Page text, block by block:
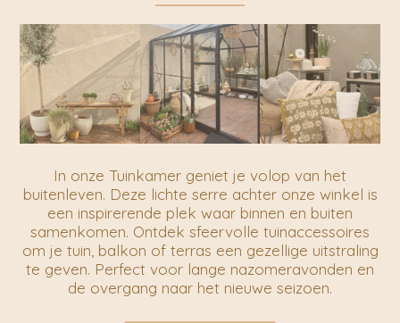
In onze Tuinkamer geniet je volop van het
buitenleven. Deze lichte serre achter onze winkel is
een inspirerende plek waar binnen en buiten
samenkomen. Ontdek sfeervolle tuinaccessoires
om je tuin, balkon of terras een gezellige uitstraling
te geven. Perfect voor lange nazomeravonden en
de overgang naar het nieuwe seizoen.